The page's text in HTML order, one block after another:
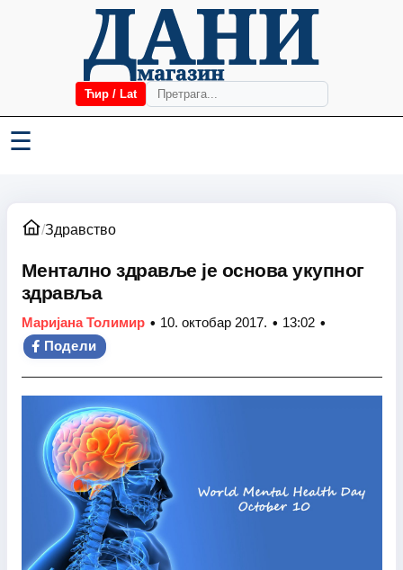
Ћир / Lat
☰
/Здравство
Ментално здравље је основа укупног
здравља
Маријана Толимир • 10. октобар 2017. • 13:02 •
Подели